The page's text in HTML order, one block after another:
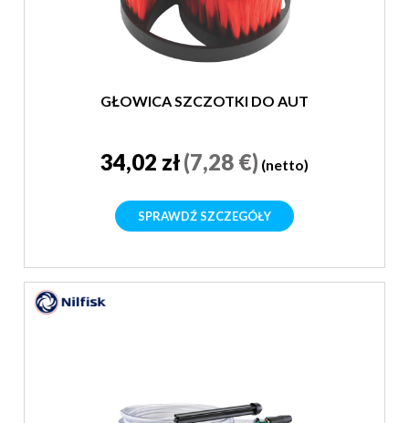
GŁOWICA SZCZOTKI DO AUT
34,02 zł(7,28 €) (netto)
SPRAWDŹ SZCZEGÓŁY